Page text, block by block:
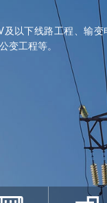
及以下线路工程、输
变工程等。